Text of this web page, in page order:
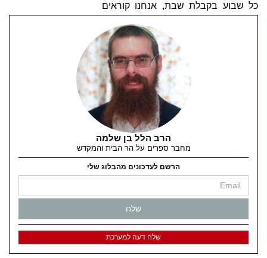
הרב הלל בן שלמה
מחבר ספרים על הר הבית והמקדש
הרשם לעדכונים מהבלוג שלי
שלח
שלח דעה למערכת
כל שבוע בקבלת שבת, אנחנו קוראים